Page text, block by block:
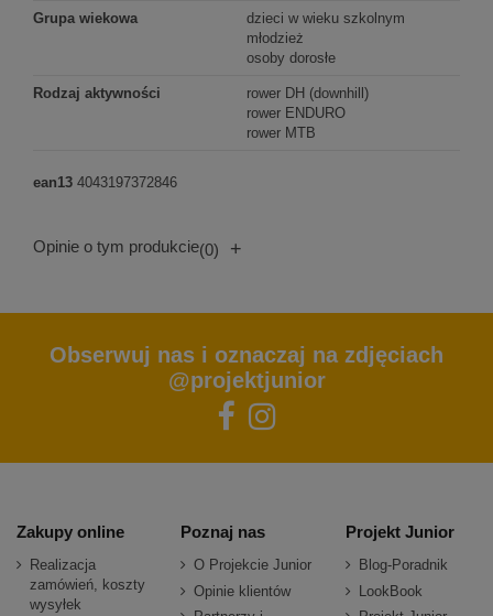
Grupa wiekowa
dzieci w wieku szkolnym
młodzież
osoby dorosłe
Rodzaj aktywności
rower DH (downhill)
rower ENDURO
rower MTB
ean13 4043197372846
Opinie o tym produkcie(0) +
Obserwuj nas i oznaczaj na zdjęciach
@projektjunior
Zakupy online
Realizacja
zamówień, koszty
wysyłek
Poznaj nas
O Projekcie Junior
Opinie klientów
Projekt Junior
Blog-Poradnik
LookBook